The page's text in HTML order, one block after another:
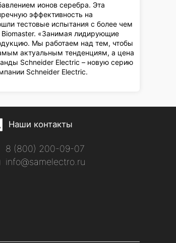
ионов серебра. Эта
эффективность на
тестовые испытания с более чем
Biomaster. «Занимая лидирующие
Мы работаем над тем, чтобы
актуальным тенденциям, а цена
Schneider Electric – новую серию
Schneider Electric.
Наши контакты
8 (800) 200-09-07
info@samelectro.ru